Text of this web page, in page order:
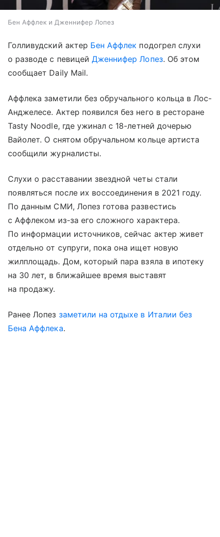
Бен Аффлек и Дженнифер Лопез
Голливудский актер Бен Аффлек подогрел слухи
о разводе с певицей Дженнифер Лопез. Об этом
сообщает Daily Mail.
Аффлека заметили без обручального кольца в Лос-
Анджелесе. Актер появился без него в ресторане
Tasty Noodle, где ужинал с 18-летней дочерью
Вайолет. О снятом обручальном кольце артиста
сообщили журналисты.
Слухи о расставании звездной четы стали
появляться после их воссоединения в 2021 году.
По данным СМИ, Лопез готова развестись
с Аффлеком из-за его сложного характера.
По информации источников, сейчас актер живет
отдельно от супруги, пока она ищет новую
жилплощадь. Дом, который пара взяла в ипотеку
на 30 лет, в ближайшее время выставят
на продажу.
Ранее Лопез заметили на отдыхе в Италии без
Бена Аффлека.